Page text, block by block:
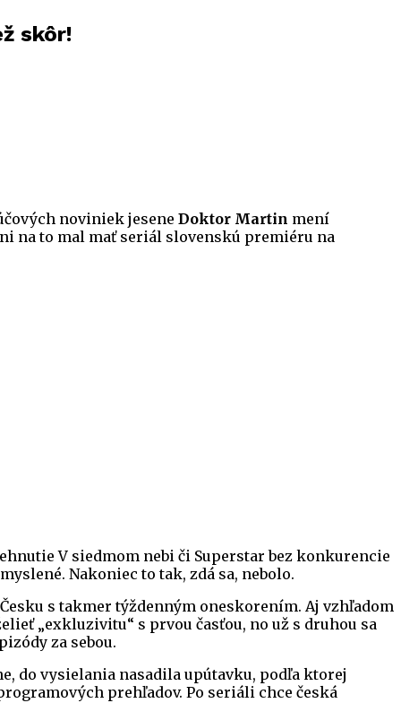
skôr!
noviniek jesene Doktor Martin mení
na to mal mať seriál slovenskú premiéru na
V siedmom nebi či Superstar bez konkurencie
Nakoniec to tak, zdá sa, nebolo.
s takmer týždenným oneskorením. Aj vzhľadom
„exkluzivitu“ s prvou časťou, no už s druhou sa
za sebou.
do vysielania nasadila upútavku, podľa ktorej
prehľadov. Po seriáli chce česká